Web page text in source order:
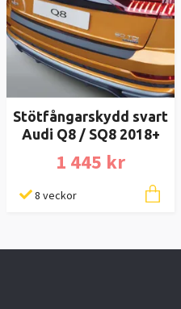
Stötfångarskydd svart
Audi Q8 / SQ8 2018+
1 445 kr
8 veckor